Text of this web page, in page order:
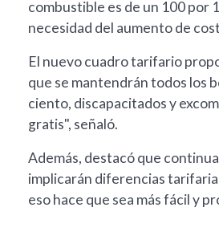
combustible es de un 100 por
necesidad del aumento de
El nuevo cuadro tarifario
que se mantendrán todos los
ciento, discapacitados y
gratis", señaló.
Además, destacó que
implicarán diferencias
eso hace que sea más fácil y